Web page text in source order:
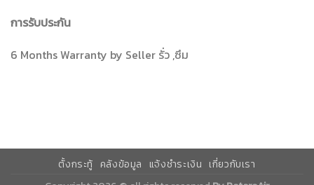
การรับประกัน
6 Months Warranty by Seller รั่ว ,ซึม
ตั้งกระทู้ คลังข้อมูล แจ้งชำระเงิน เกี่ยวกับเรา